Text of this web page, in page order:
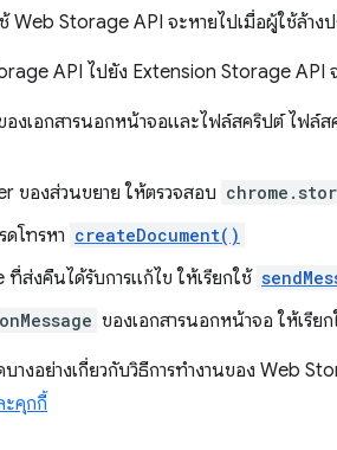
Storage API จะหายไปเมื่อผู้ใช้ล้างป
API ไปยัง Extension Storage API
องเอกสารนอกหน้าจอและไฟล์สคริปต์ ไฟล์
ของส่วนขยาย ให้ตรวจสอบ
โทรหา createDocument()
ส่งคืนได้รับการแก้ไข ให้เรียกใช้
onMessage ของเอกสารนอกหน้าจอ ให้เรีย
างอย่างเกี่ยวกับวิธีการทำงานของ Web
คุกกี้